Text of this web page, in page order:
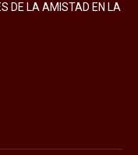
DE LA AMISTAD EN LA